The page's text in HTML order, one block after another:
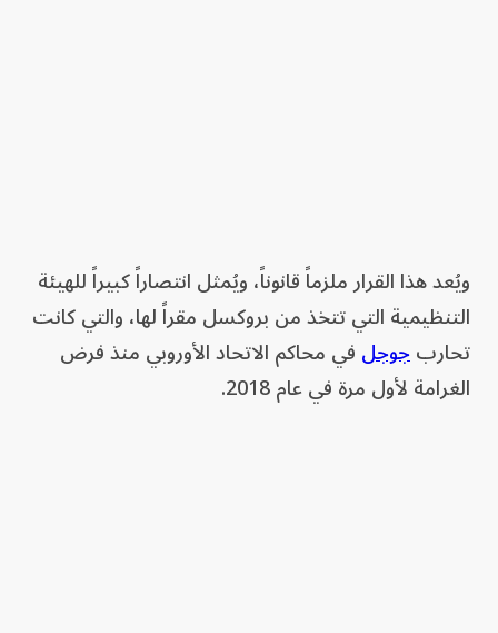
ويُعد هذا القرار ملزماً قانوناً، ويُمثل انتصاراً كبيراً للهيئة
التنظيمية التي تتخذ من بروكسل مقراً لها، والتي كانت
تحاربجوجلفي محاكم الاتحاد الأوروبي منذ فرض
الغرامة لأول مرة في عام 2018.